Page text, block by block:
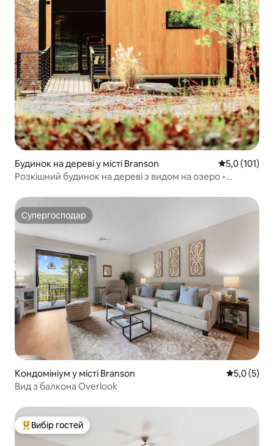
Будинок на дереві у місті Branson Середня
5,0 (101)
Розкішний будинок на дереві з видом на озеро •
Супергосподар
Супергосподар
Кондомініум у місті Branson Середня
5,0 (5)
Вид з балкона Overlook
Топ вибір гостей
Вибір гостей